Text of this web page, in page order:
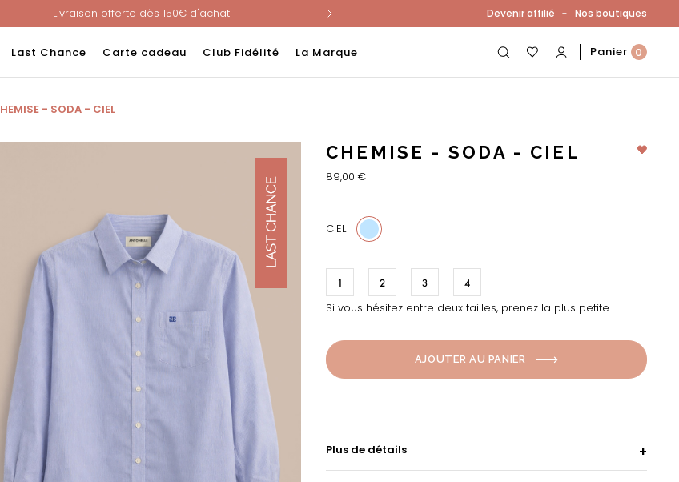
Livraison offerte dès 150€ d'achat
! Paiement en 3 ou 4 fois sans frais avec ALMA !
sur une sélection jusqu'au 23/08 en vous connectant à votre compte
Devenir affilié - Nos boutiques
Last Chance Carte cadeau Club Fidélité La Marque Panier 0
- SODA - CIEL
CHEMISE - SODA - CIEL
89,00 €
CIEL
1 2 3 4
Si vous hésitez entre deux tailles, prenez la plus petite.
AJOUTER AU PANIER
Plus de détails